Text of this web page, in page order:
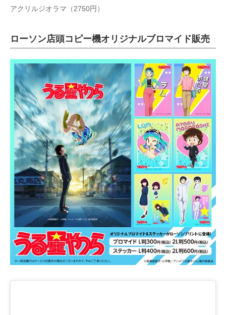
アクリルジオラマ（2750円）
ローソン店頭コピー機オリジナルブロマイド販売